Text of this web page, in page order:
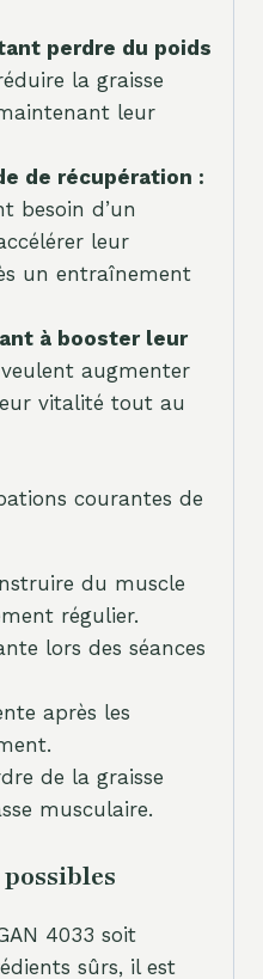
perdre du poids
la graisse
leur
de récupération :
besoin d’un
leur
un entraînement
à booster leur
augmenter
vitalité tout au
courantes de
du muscle
régulier.
lors des séances
après les
de la graisse
musculaire.
4033 soit
sûrs, il est